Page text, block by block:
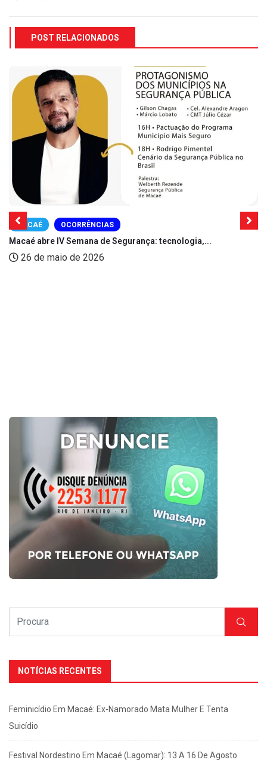
POST RELACIONADOS
MACAÉ OCORRÊNCIAS
Macaé abre IV Semana de Segurança: tecnologia,...
26 de maio de 2026
NOTÍCIAS RECENTES
Feminicídio Em Macaé: Ex-Namorado Mata Mulher E Tenta
Suicídio
Festival Nordestino Em Macaé (Lagomar): 13 A 16 De Agosto